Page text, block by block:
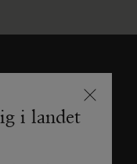
i landet